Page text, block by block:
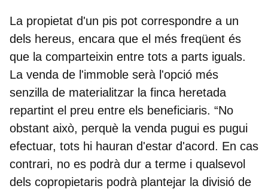
La propietat d'un pis pot correspondre a un
dels hereus, encara que el més freqüent és
que la comparteixin entre tots a parts iguals.
La venda de l'immoble serà l'opció més
senzilla de materialitzar la finca heretada
repartint el preu entre els beneficiaris. “No
obstant això, perquè la venda pugui es pugui
efectuar, tots hi hauran d'estar d'acord. En cas
contrari, no es podrà dur a terme i qualsevol
dels copropietaris podrà plantejar la divisió de